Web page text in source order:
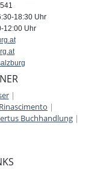
18:30 Uhr
12:00 Uhr
|
|
Buchhandlung|